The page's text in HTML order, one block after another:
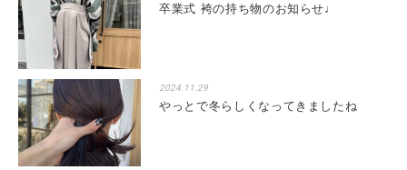
卒業式 袴の持ち物のお知らせ♩
2024.11.29
やっとで冬らしくなってきましたね